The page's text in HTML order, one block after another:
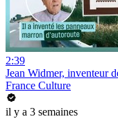
2:39
Jean Widmer, inventeur
France Culture
il y a 3 semaines